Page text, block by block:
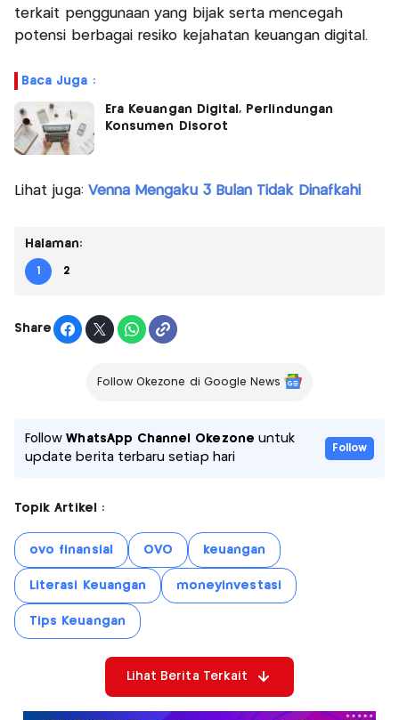
terkait penggunaan yang bijak serta mencegah
potensi berbagai resiko kejahatan keuangan digital.
Baca Juga :
Era Keuangan Digital, Perlindungan
Konsumen Disorot
Lihat juga: Venna Mengaku 3 Bulan Tidak Dinafkahi
Halaman:
1 2
Share
Follow Okezone di Google News
FollowWhatsApp Channel Okezone untuk
update berita terbaru setiap hari
Follow
Topik Artikel :
ovo finansial OVO keuangan
Literasi Keuangan moneyinvestasi
Tips Keuangan
Lihat Berita Terkait